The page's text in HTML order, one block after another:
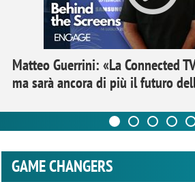
Matteo Guerrini: «La Connected
ma sarà ancora di più il futuro
GAME CHANGERS